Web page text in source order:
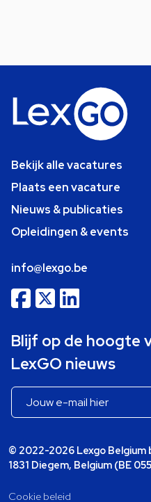
Bekijk alle vacatures
Plaats een vacature
Nieuws & publicaties
Opleidingen & events
info@lexgo.be
Blijf op de hoogte
LexGO nieuws
© 2022-2026 Lexgo
1831 Diegem, Belgium (BE
Cookie beleid